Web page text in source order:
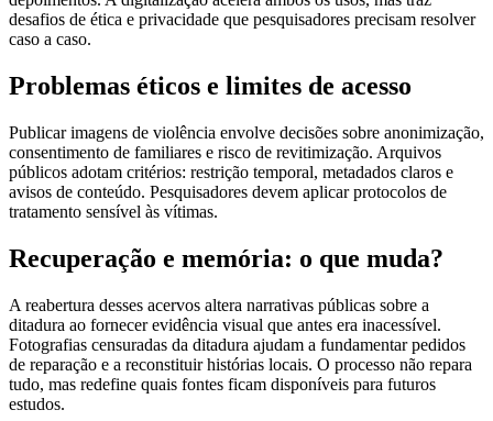
desafios de ética e privacidade que pesquisadores precisam resolver
caso a caso.
Problemas éticos e limites de acesso
Publicar imagens de violência envolve decisões sobre anonimização,
consentimento de familiares e risco de revitimização. Arquivos
públicos adotam critérios: restrição temporal, metadados claros e
avisos de conteúdo. Pesquisadores devem aplicar protocolos de
tratamento sensível às vítimas.
Recuperação e memória: o que muda?
A reabertura desses acervos altera narrativas públicas sobre a
ditadura ao fornecer evidência visual que antes era inacessível.
Fotografias censuradas da ditadura ajudam a fundamentar pedidos
de reparação e a reconstituir histórias locais. O processo não repara
tudo, mas redefine quais fontes ficam disponíveis para futuros
estudos.